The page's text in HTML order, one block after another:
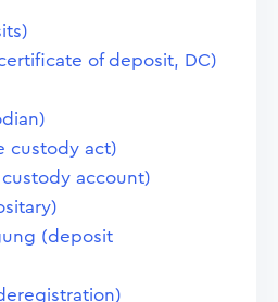
of deposit, DC)
custody act)
account)
(deposit